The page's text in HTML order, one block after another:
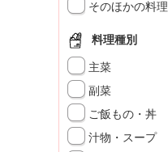
そのほかの料理
料理種別
主菜
副菜
ご飯もの・丼
汁物・スープ